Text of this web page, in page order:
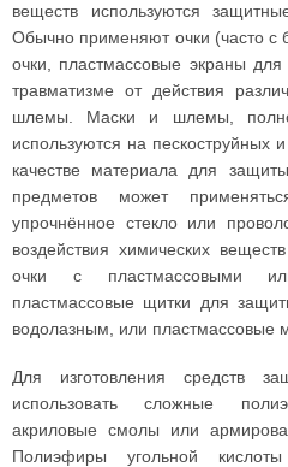
веществ используются
Обычно применяют очки (часто с
очки, пластмассовые экраны
травматизме от действия
шлемы. Маски и шлемы,
используются на пескоструйных
качестве материала для
предметов может
упрочнённое стекло или
воздействия химических
очки с пластмассовыми
пластмассовые щитки для
водолазным, или пластмассовые
Для изготовления средств
использовать сложные
акриловые смолы или
Полиэфиры угольной